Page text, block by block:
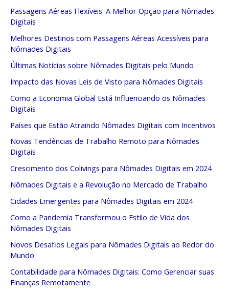
Passagens Aéreas Flexíveis: A Melhor Opção para Nômades
Digitais
Melhores Destinos com Passagens Aéreas Acessíveis para
Nômades Digitais
Últimas Notícias sobre Nômades Digitais pelo Mundo
Impacto das Novas Leis de Visto para Nômades Digitais
Como a Economia Global Está Influenciando os Nômades
Digitais
Países que Estão Atraindo Nômades Digitais com Incentivos
Novas Tendências de Trabalho Remoto para Nômades
Digitais
Crescimento dos Colivings para Nômades Digitais em 2024
Nômades Digitais e a Revolução no Mercado de Trabalho
Cidades Emergentes para Nômades Digitais em 2024
Como a Pandemia Transformou o Estilo de Vida dos
Nômades Digitais
Novos Desafios Legais para Nômades Digitais ao Redor do
Mundo
Contabilidade para Nômades Digitais: Como Gerenciar suas
Finanças Remotamente